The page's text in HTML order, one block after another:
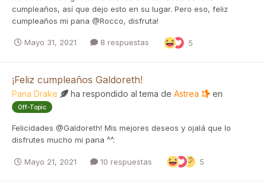
cumpleaños, así que dejo esto en su lugar. Pero eso, feliz
cumpleaños mi pana @Rocco, disfruta!
Mayo 31, 2021 8 respuestas 5
¡Feliz cumpleaños Galdoreth!
Pana Drake ha respondido al tema de Astrea en
Off-Topic
Felicidades @Galdoreth! Mis mejores deseos y ojalá que lo
disfrutes mucho mi pana ^^.
Mayo 21, 2021 10 respuestas 5